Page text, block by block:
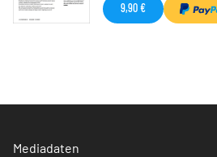
9,90 €
Mediadaten